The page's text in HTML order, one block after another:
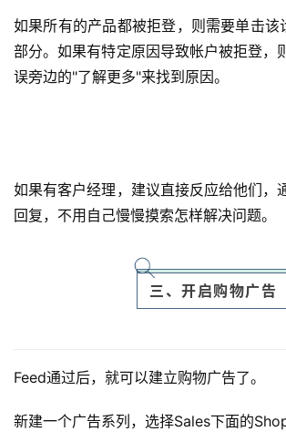
如果所有的产品都被拒登，则需要单击该
部分。如果有特定原因导致帐户被拒登，
误旁边的"了解更多"来找到原因。
如果有客户经理，建议直接反应给他们，
回复，不用自己慢慢摸索怎样解决问题。
三、开启购物广告
Feed通过后，就可以建立购物广告了。
新建一个广告系列，选择Sales下面的